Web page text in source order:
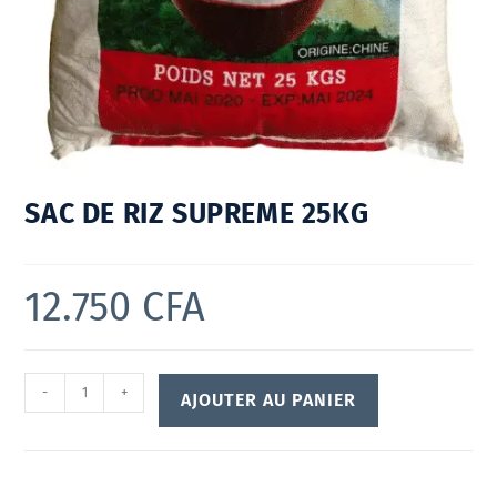
SAC DE RIZ SUPREME 25KG
12.750 CFA
- + AJOUTER AU PANIER